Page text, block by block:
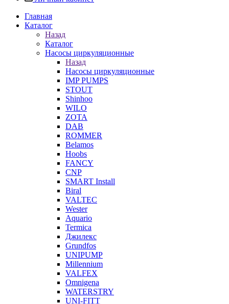
Главная
Каталог
Назад
Каталог
Насосы циркуляционные
Назад
Насосы циркуляционные
IMP PUMPS
STOUT
Shinhoo
WILO
ZOTA
DAB
ROMMER
Belamos
Hoobs
FANCY
CNP
SMART Install
Biral
VALTEC
Wester
Aquario
Termica
Джилекс
Grundfos
UNIPUMP
Millennium
VALFEX
Omnigena
WATERSTRY
UNI-FITT